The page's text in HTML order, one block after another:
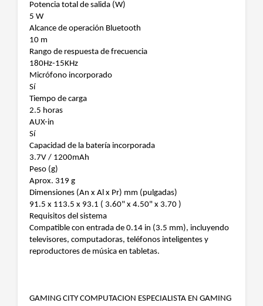
Potencia total de salida (W)
5 W
Alcance de operación Bluetooth
10 m
Rango de respuesta de frecuencia
180Hz-15KHz
Micrófono incorporado
Sí
Tiempo de carga
2.5 horas
AUX-in
Sí
Capacidad de la batería incorporada
3.7V / 1200mAh
Peso (g)
Aprox. 319 g
Dimensiones (An x Al x Pr) mm (pulgadas)
91.5 x 113.5 x 93.1 ( 3.60" x 4.50" x 3.70 )
Requisitos del sistema
Compatible con entrada de 0.14 in (3.5 mm), incluyendo
televisores, computadoras, teléfonos inteligentes y
reproductores de música en tabletas.
GAMING CITY COMPUTACION ESPECIALISTA EN GAMING